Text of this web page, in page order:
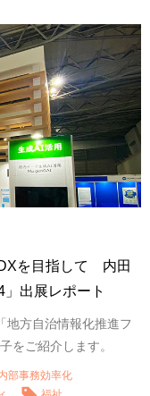
を目指して 内田
出展レポート
地方自治情報化推進フ
をご紹介します。
部事務効率化